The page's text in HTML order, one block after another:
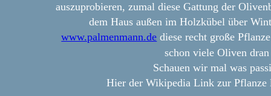
auszuprobieren, zumal diese Gattung der
dem Haus außen im Holzkübel über
www.palmenmann.de diese recht große
schon viele Oliven
Schauen wir mal was
Hier der Wikipedia Link zur